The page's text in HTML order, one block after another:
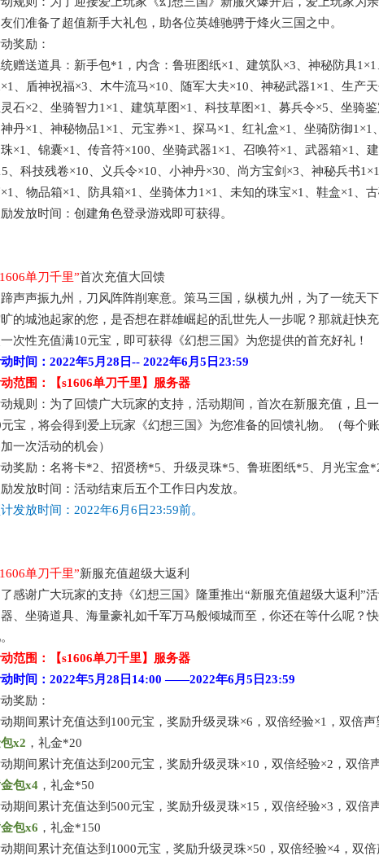
们准备了超值新手大礼包，助各位英雄驰骋于烽火三国之中。
奖励：
赠送道具：新手包*1，内含：鲁班图纸×1、建筑队×3、神秘防具1×1
、盾神祝福×3、木牛流马×10、随军大夫×10、神秘武器1×1、生产
石×2、坐骑智力1×1、建筑草图×1、科技草图×1、募兵令×5、坐骑鉴
丹×1、神秘物品1×1、元宝券×1、探马×1、红礼盒×1、坐骑防御1×1
×1、锦囊×1、传音符×100、坐骑武器1×1、召唤符×1、武器箱×1、
、科技残卷×10、义兵令×10、小神丹×30、尚方宝剑×3、神秘兵书
、物品箱×1、防具箱×1、坐骑体力1×1、未知的珠宝×1、鞋盒×1、古
发放时间：创建角色登录游戏即可获得。
单刀千里”首次充值大回馈
声声振九州，刀风阵阵削寒意。策马三国，纵横九州，为了一统天
的城池起家的您，是否想在群雄崛起的乱世先人一步呢？那就赶快
次性充值满10元宝，即可获得《幻想三国》为您提供的首充好礼！
时间： 2022年5月28日-- 2022年6月5日23:59
范围：【s1606单刀千里 】服务器
规则：为了回馈广大玩家的支持，活动期间，首次在新服充值，且
宝，将会得到爱上玩家《幻想三国》为您准备的回馈礼物。（每个
一次活动的机会）
奖励： 名将卡*2、招贤榜*5、升级灵珠*5、鲁班图纸*5、月光宝盒
发放时间：活动结束后五个工作日内发放。
发放时间： 2022年6月6日 23:59前。
单刀千里”新服充值超级大返利
感谢广大玩家的支持《幻想三国》隆重推出“新服充值超级大返利 ”
、坐骑道具、海量豪礼如千军万马般倾城而至，你还在等什么呢？
范围：【s1606单刀千里 】服务器
时间： 2022年5月28日 14:00 ——2022年6月5日23:59
奖励：
期间累计充值达到 100元宝，奖励升级灵珠×6，双倍经验×1，双倍声
x2 ， 礼金*20
期间累计充值达到 200元宝，奖励升级灵珠×10，双倍经验×2，双倍
包x4， 礼金*50
期间累计充值达到 500元宝，奖励升级灵珠×15，双倍经验×3，双倍
包x6 ， 礼金*150
期间累计充值达到 1000元宝，奖励升级灵珠×50，双倍经验×4，双倍